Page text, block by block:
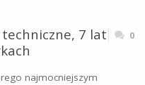
7 lat
0
najmocniejszym